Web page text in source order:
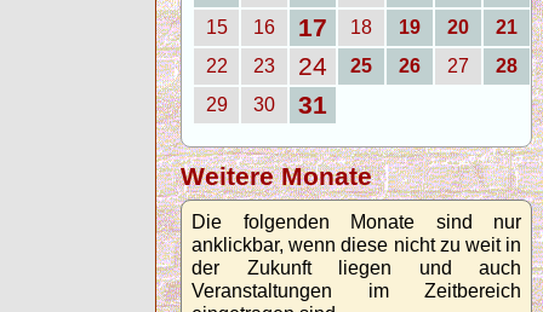
15
16 17 18 19 20
21
22
23 24 25 26 27
28
29
30 31
Weitere Monate
Die folgenden Monate sind nur
anklickbar, wenn diese nicht zu weit in
der Zukunft liegen und auch
Veranstaltungen im Zeitbereich